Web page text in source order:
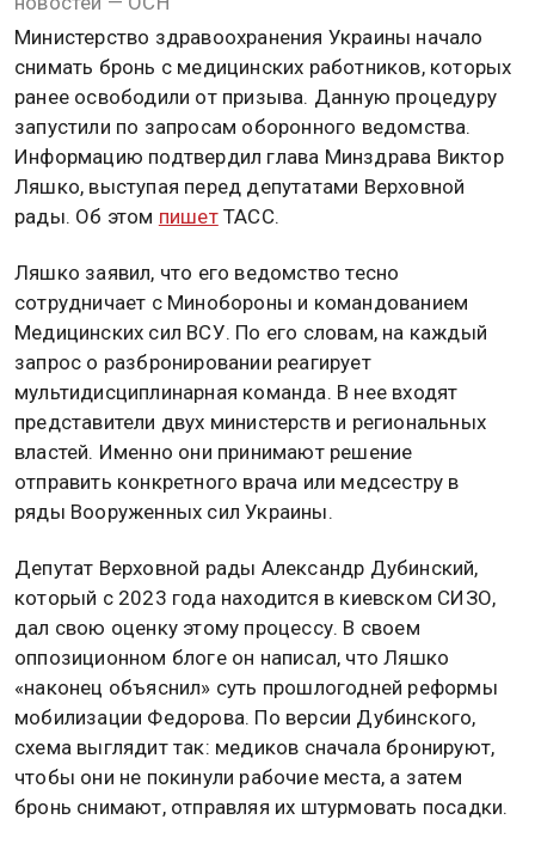
Министерство здравоохранения Украины начало
снимать бронь с медицинских работников, которых
ранее освободили от призыва. Данную процедуру
запустили по запросам оборонного ведомства.
Информацию подтвердил глава Минздрава Виктор
Ляшко, выступая перед депутатами Верховной
рады. Об этом пишетТАСС.
Ляшко заявил, что его ведомство тесно
сотрудничает с Минобороны и командованием
Медицинских сил ВСУ. По его словам, на каждый
запрос о разбронировании реагирует
мультидисциплинарная команда. В нее входят
представители двух министерств и региональных
властей. Именно они принимают решение
отправить конкретного врача или медсестру в
ряды Вооруженных сил Украины.
Депутат Верховной рады Александр Дубинский,
который с 2023 года находится в киевском СИЗО,
дал свою оценку этому процессу. В своем
оппозиционном блоге он написал, что Ляшко
«наконец объяснил» суть прошлогодней реформы
мобилизации Федорова. По версии Дубинского,
схема выглядит так: медиков сначала бронируют,
чтобы они не покинули рабочие места, а затем
бронь снимают, отправляя их штурмовать посадки.